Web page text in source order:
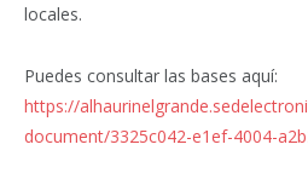
locales.
Puedes consultar las bases aquí:
https://
document/3325c042-e1ef-4004-